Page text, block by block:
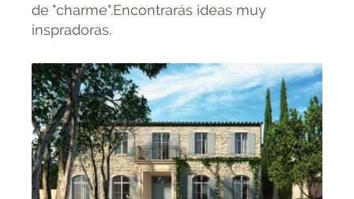
de "charme".Encontrarás ideas muy
inspradoras.